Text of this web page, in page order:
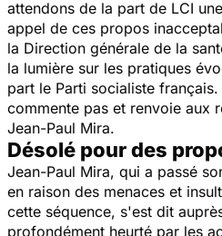
attendons de la part de LCI
appel de ces propos
la Direction générale de la
la lumière sur les pratiques
part le Parti socialiste
commente pas et renvoie aux
Jean-Paul Mira.
Désolé pour des
Jean-Paul Mira, qui a passé
en raison des menaces et
cette séquence, s'est dit
profondément heurté par les